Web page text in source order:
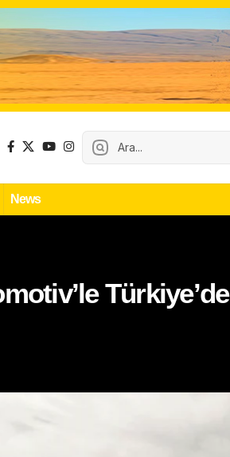
News
Türkiye’de